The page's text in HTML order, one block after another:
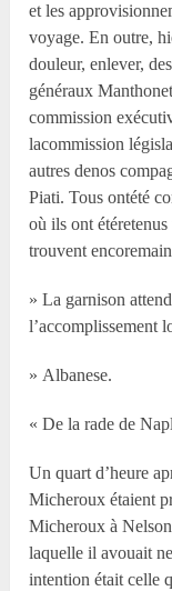
et les
voyage. En outre,
douleur, enlever,
généraux
commission
lacommission
autres denos
Piati. Tous ontété
où ils ont
trouvent
» La garnison
l’accomplissement
» Albanese.
« De la rade de
Un quart d’heure
Micheroux étaient
Micheroux à
laquelle il avouait
intention était celle